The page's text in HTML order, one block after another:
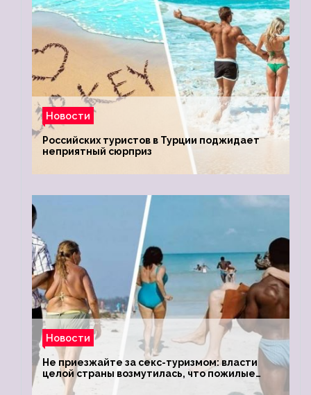
Новости
Российских туристов в Турции поджидает
неприятный сюрприз
Новости
Не приезжайте за секс-туризмом: власти
целой страны возмутилась, что пожилые
туристки массово едут к ним, чтобы